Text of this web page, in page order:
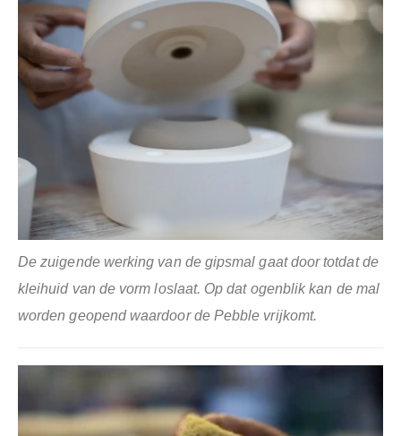
De zuigende werking van de gipsmal gaat door totdat de
kleihuid van de vorm loslaat. Op dat ogenblik kan de mal
worden geopend waardoor de Pebble vrijkomt.